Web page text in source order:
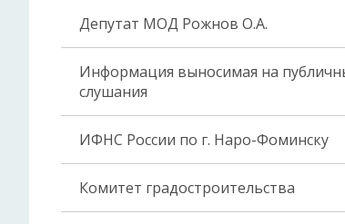
Депутат МОД Рожнов О.А.
Информация выносимая на
слушания
ИФНС России по г. Наро-Фоминску
Комитет градостроительства